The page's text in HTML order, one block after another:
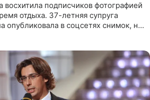
восхитила подписчиков фотографией
отдыха. 37-летняя супруга
опубликовала в соцсетях снимок, на